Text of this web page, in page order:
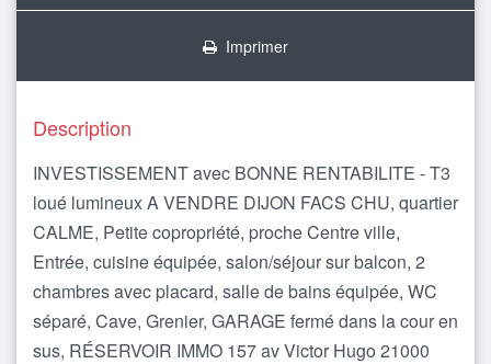
Imprimer
Description
INVESTISSEMENT avec BONNE RENTABILITE - T3
loué lumineux A VENDRE DIJON FACS CHU, quartier
CALME, Petite copropriété, proche Centre ville,
Entrée, cuisine équipée, salon/séjour sur balcon, 2
chambres avec placard, salle de bains équipée, WC
séparé, Cave, Grenier, GARAGE fermé dans la cour en
sus, RÉSERVOIR IMMO 157 av Victor Hugo 21000